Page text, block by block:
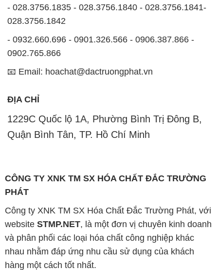
- 028.3756.1835 - 028.3756.1840 - 028.3756.1841-
028.3756.1842
- 0932.660.696 - 0901.326.566 - 0906.387.866 -
0902.765.866
📧 Email: hoachat@dactruongphat.vn
ĐỊA CHỈ
1229C Quốc lộ 1A, Phường Bình Trị Đông B,
Quận Bình Tân, TP. Hồ Chí Minh
CÔNG TY XNK TM SX HÓA CHẤT ĐẮC TRƯỜNG
PHÁT
Công ty XNK TM SX Hóa Chất Đắc Trường Phát, với
website STMP.NET, là một đơn vị chuyên kinh doanh
và phân phối các loại hóa chất công nghiệp khác
nhau nhằm đáp ứng nhu cầu sử dụng của khách
hàng một cách tốt nhất.